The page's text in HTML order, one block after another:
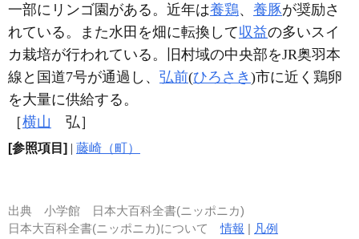
一部にリンゴ園がある。近年は養鶏、 養豚が奨励さ
れている。また水田を畑に転換して収益の多いスイ
カ栽培が行われている。旧村域の中央部をJR奥羽本
線と国道7号が通過し、 弘前(ひろさき )市に近く鶏卵
を大量に供給する。
［横山 弘］
[参照項目] | 藤崎（町）
出典 小学館 日本大百科全書(ニッポニカ)
日本大百科全書(ニッポニカ)について情報 | 凡例